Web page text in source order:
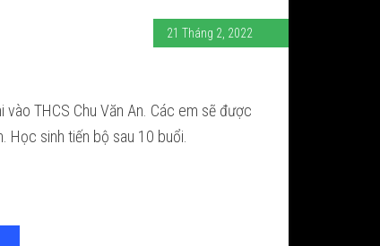
21 Tháng 2, 2022
vào THCS Chu Văn An. Các em sẽ được
Học sinh tiến bộ sau 10 buổi.